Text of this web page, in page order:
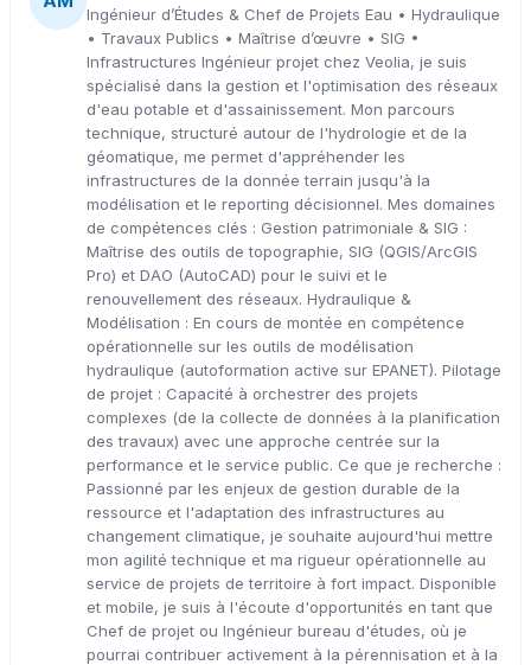
Ingénieur d’Études & Chef de Projets Eau • Hydraulique
• Travaux Publics • Maîtrise d’œuvre • SIG •
Infrastructures Ingénieur projet chez Veolia, je suis
spécialisé dans la gestion et l'optimisation des réseaux
d'eau potable et d'assainissement. Mon parcours
technique, structuré autour de l'hydrologie et de la
géomatique, me permet d'appréhender les
infrastructures de la donnée terrain jusqu'à la
modélisation et le reporting décisionnel. Mes domaines
de compétences clés : Gestion patrimoniale & SIG :
Maîtrise des outils de topographie, SIG (QGIS/ArcGIS
Pro) et DAO (AutoCAD) pour le suivi et le
renouvellement des réseaux. Hydraulique &
Modélisation : En cours de montée en compétence
opérationnelle sur les outils de modélisation
hydraulique (autoformation active sur EPANET). Pilotage
de projet : Capacité à orchestrer des projets
complexes (de la collecte de données à la planification
des travaux) avec une approche centrée sur la
performance et le service public. Ce que je recherche :
Passionné par les enjeux de gestion durable de la
ressource et l'adaptation des infrastructures au
changement climatique, je souhaite aujourd'hui mettre
mon agilité technique et ma rigueur opérationnelle au
service de projets de territoire à fort impact. Disponible
et mobile, je suis à l'écoute d'opportunités en tant que
Chef de projet ou Ingénieur bureau d'études, où je
pourrai contribuer activement à la pérennisation et à la